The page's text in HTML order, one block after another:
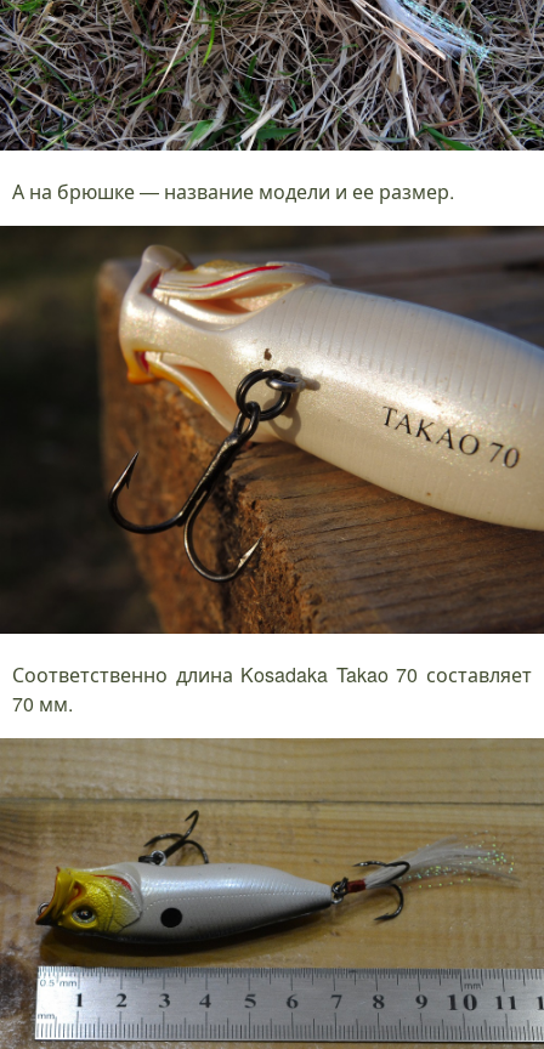
А на брюшке — название модели и ее размер.
Соответственно длина Kosadaka Takao 70 составляет
70 мм.